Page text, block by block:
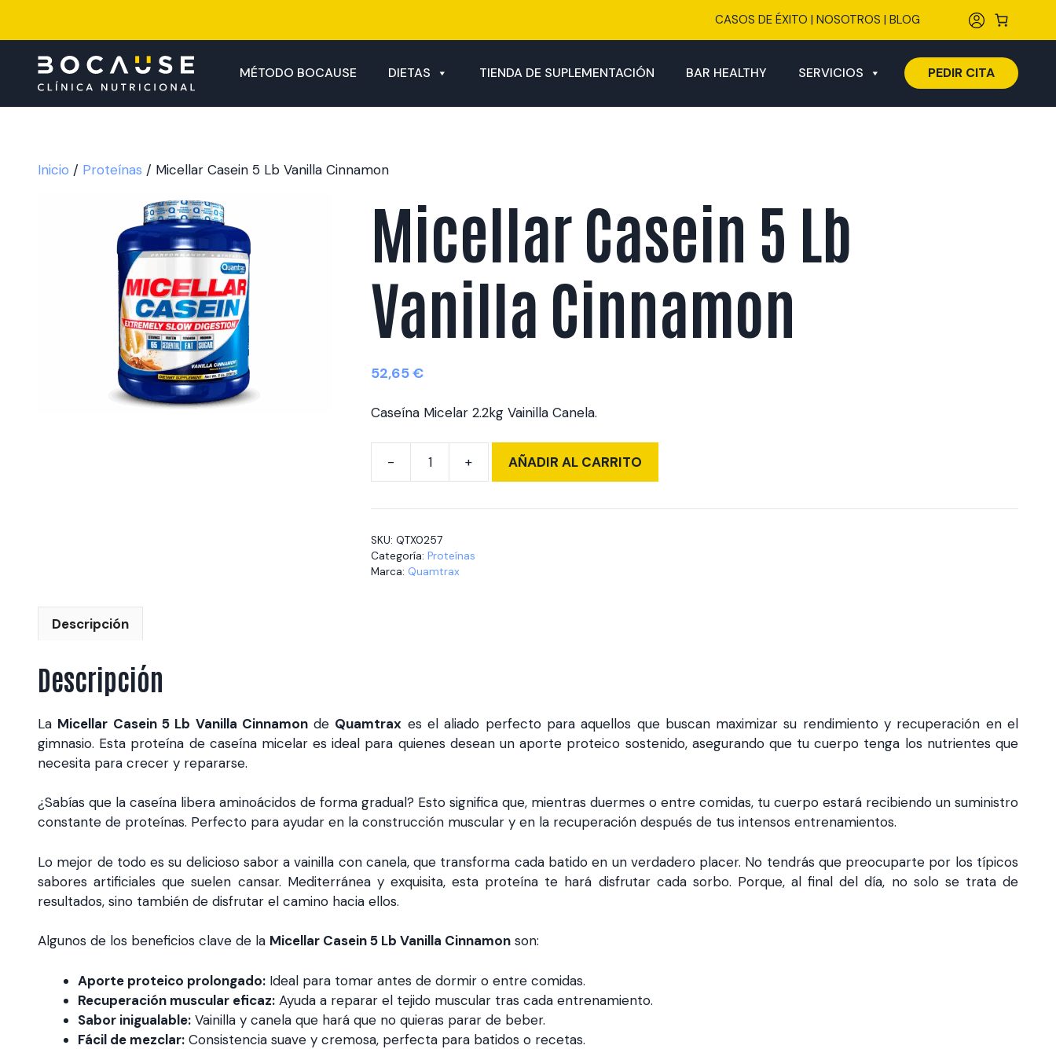
CASOS DE ÉXITO |NOSOTROS |BLOG
MÉTODO BOCAUSE DIETAS TIENDA DE SUPLEMENTACIÓN BAR HEALTHY SERVICIOS PEDIR CITA
Inicio / Proteínas / Micellar Casein 5 Lb Vanilla Cinnamon
Micellar Casein 5 Lb
Vanilla Cinnamon
52,65€
Caseína Micelar 2.2kg Vainilla Canela.
5
Vanilla
Cinnamon
AÑADIR AL CARRITO
SKU:QTX0257
Categoría:Proteínas
Marca: Quamtrax
Descripción
Descripción
La Micellar Casein 5 Lb Vanilla Cinnamonde Quamtrax es el aliado perfecto para aquellos que buscan maximizar su rendimiento y recuperación en el
gimnasio. Esta proteína de caseína micelar es ideal para quienes desean un aporte proteico sostenido, asegurando que tu cuerpo tenga los nutrientes que
necesita para crecer y repararse.
¿Sabías que la caseína libera aminoácidos de forma gradual? Esto significa que, mientras duermes o entre comidas, tu cuerpo estará recibiendo un suministro
constante de proteínas. Perfecto para ayudar en la construcción muscular y en la recuperación después de tus intensos entrenamientos.
Lo mejor de todo es su delicioso sabor a vainilla con canela, que transforma cada batido en un verdadero placer. No tendrás que preocuparte por los típicos
sabores artificiales que suelen cansar. Mediterránea y exquisita, esta proteína te hará disfrutar cada sorbo. Porque, al final del día, no solo se trata de
resultados, sino también de disfrutar el camino hacia ellos.
Algunos de los beneficios clave de la Micellar Casein 5 Lb Vanilla Cinnamon son:
Aporte proteico prolongado: Ideal para tomar antes de dormir o entre comidas.
Recuperación muscular eficaz: Ayuda a reparar el tejido muscular tras cada entrenamiento.
Sabor inigualable: Vainilla y canela que hará que no quieras parar de beber.
Fácil de mezclar: Consistencia suave y cremosa, perfecta para batidos o recetas.